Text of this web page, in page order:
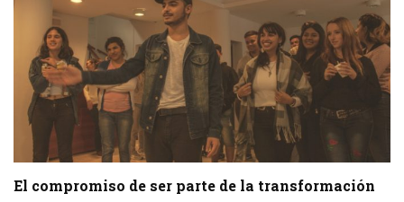
El compromiso de ser parte de la transformación